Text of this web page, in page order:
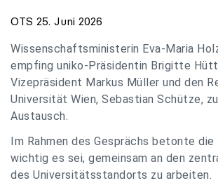
OTS 25. Juni 2026
Wissenschaftsministerin Eva-Maria
empfing uniko-Präsidentin Brigitte
Vizepräsident Markus Müller und den
Universität Wien, Sebastian Schütze,
Austausch.
Im Rahmen des Gesprächs betonte die
wichtig es sei, gemeinsam an den
des Universitätsstandorts zu arbeiten.